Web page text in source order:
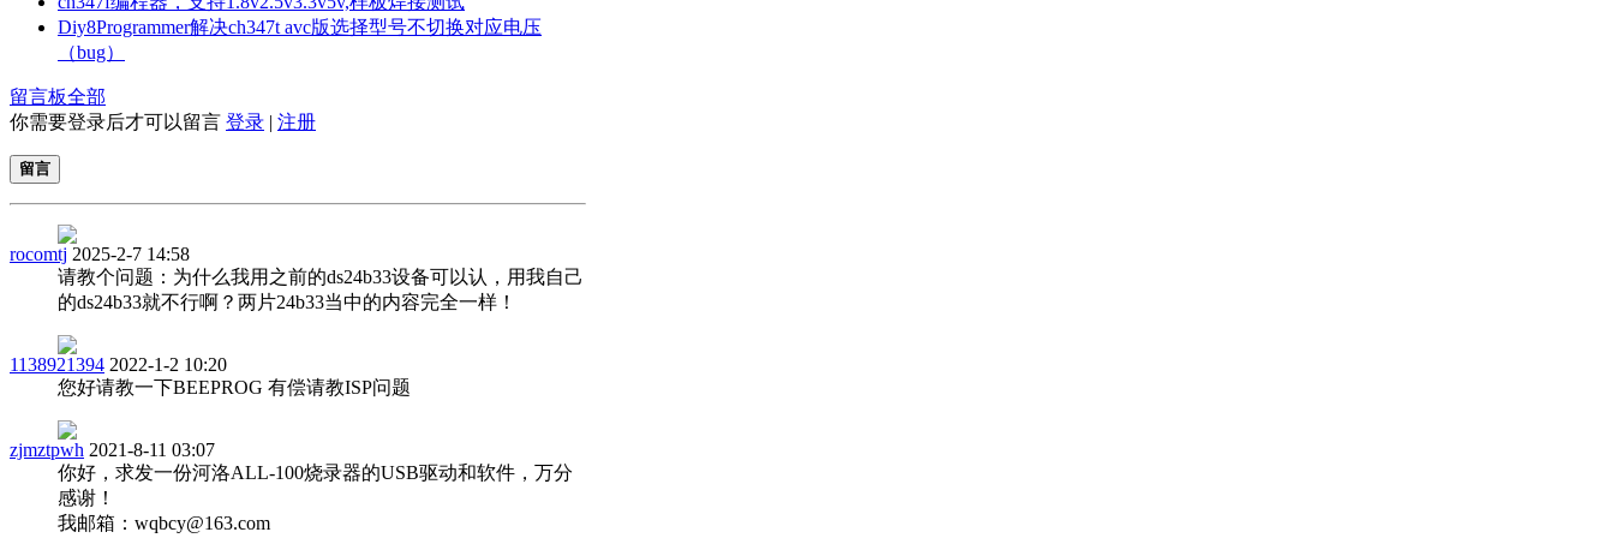
Diy8Programmer解决ch347t avc版选择型号不切换对应电压
（bug）
留言板全部
你需要登录后才可以留言 登录 | 注册
留言
rocomtj 2025-2-7 14:58
请教个问题：为什么我用之前的ds24b33设备可以认，用我自己
的ds24b33就不行啊？两片24b33当中的内容完全一样！
1138921394 2022-1-2 10:20
您好请教一下BEEPROG 有偿请教ISP问题
zjmztpwh 2021-8-11 03:07
你好，求发一份河洛ALL-100烧录器的USB驱动和软件，万分
感谢！
我邮箱：wqbcy@163.com